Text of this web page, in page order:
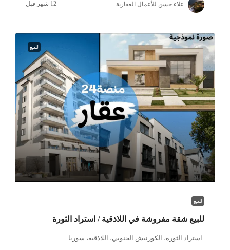
علاء حسن للأعمال العقارية
للبيع
للبيع
للبيع شقة مفروشة في اللاذقية / استراد الثورة
استراد الثورة، الكورنيش الجنوبي، اللاذقية، سوريا